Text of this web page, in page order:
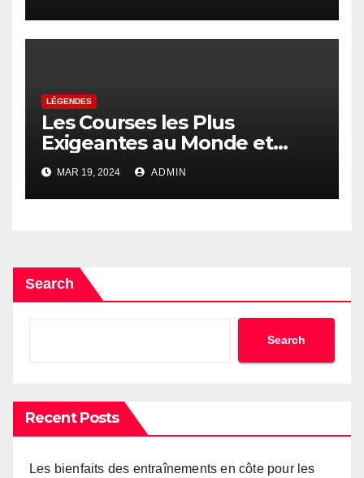
LÉGENDES
Les Courses les Plus
Exigeantes au Monde et
leurs Vainqueurs
MAR 19, 2024 ADMIN
Search
Search
Recent Posts
Les bienfaits des entraînements en côte pour les